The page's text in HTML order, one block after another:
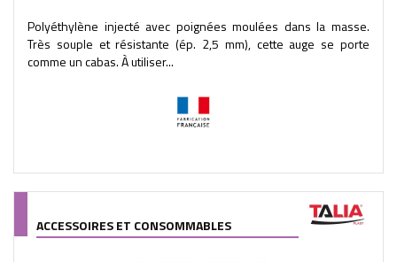
Polyéthylène injecté avec poignées moulées dans la masse.
Très souple et résistante (ép. 2,5 mm), cette auge se porte
comme un cabas. À utiliser...
ACCESSOIRES ET CONSOMMABLES